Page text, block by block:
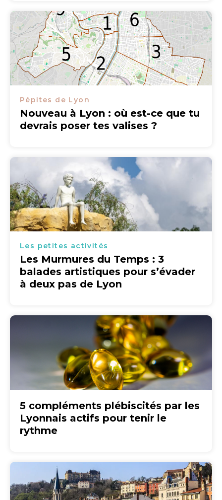
Pépites de Lyon
Nouveau à Lyon : où est-ce que tu
devrais poser tes valises ?
Les petites activités
Les Murmures du Temps : 3
balades artistiques pour s’évader
à deux pas de Lyon
5 compléments plébiscités par les
Lyonnais actifs pour tenir le
rythme